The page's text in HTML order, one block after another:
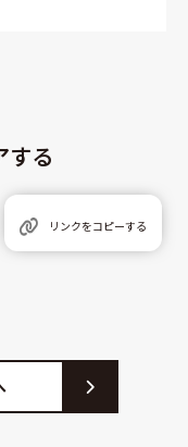
する
リンクをコピーする